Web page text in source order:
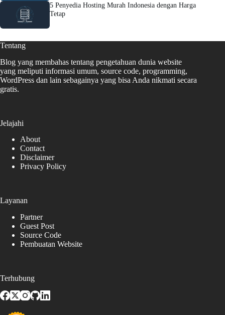
5 Penyedia Hosting Murah Indonesia dengan Harga
Tetap
Tentang
Blog yang membahas tentang pengetahuan dunia website
yang meliputi informasi umum, source code, programming,
WordPress dan lain sebagainya yang bisa Anda nikmati secara
gratis.
Jelajahi
About
Contact
Disclaimer
Privacy Policy
Layanan
Partner
Guest Post
Source Code
Pembuatan Website
Terhubung